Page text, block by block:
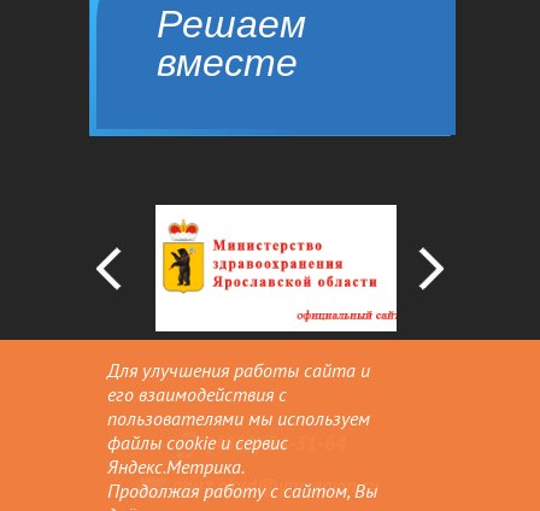
Решаем
вместе
Сообщить о проблеме
(4852) 54-31-64
gbuz.okvd@yarregion.ru
Для улучшения работы сайта и
его взаимодействия с
пользователями мы используем
файлы cookie и сервис
Яндекс.Метрика.
Продолжая работу с сайтом, Вы